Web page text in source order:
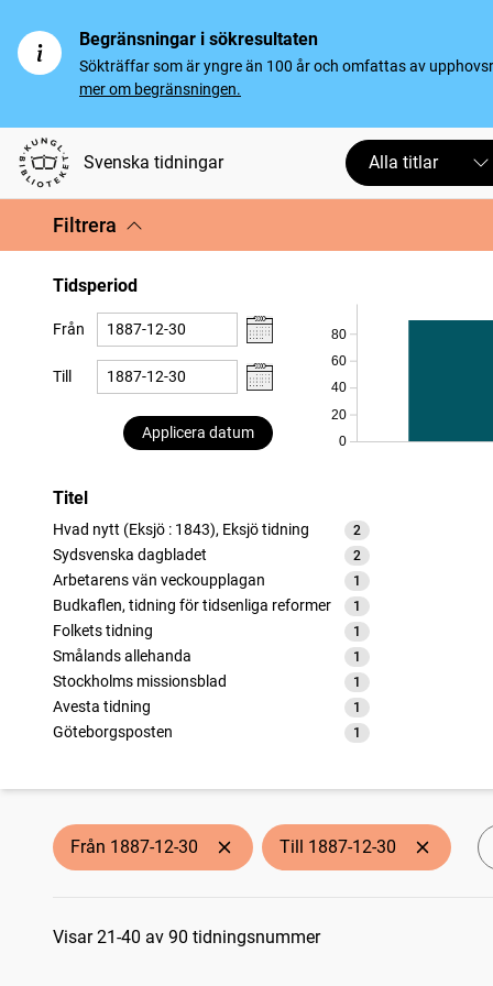
Begränsningar i sökresultaten
Sökträffar som är yngre än 100 år och omfattas av
mer om begränsningen.
Svenska tidningar Alla titlar
Filtrera
Tidsperiod
Från
Till
Applicera datum
0
20
40
60
80
Titel
Hvad nytt (Eksjö : 1843), Eksjö tidning 2
träffar
Sydsvenska dagbladet
2
träffar
Arbetarens vän veckoupplagan
1
träffar
Budkaflen, tidning för tidsenliga reformer
1
träffar
Folkets tidning
1
träffar
Smålands allehanda
1
träffar
Stockholms missionsblad
1
träffar
Avesta tidning
1
träffar
Göteborgsposten
1
träffar
träffar
Vimmerby tidning
träffar
Nya Dagligt Allehanda
träffar
Nya Sigtuna tidning
träffar
Från 1887-12-30 Till 1887-12-30
Sökresultat
Visar 21-40 av 90 tidningsnummer